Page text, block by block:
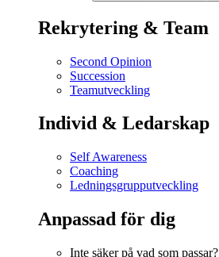
Rekrytering & Team
Second Opinion
Succession
Teamutveckling
Individ & Ledarskap
Self Awareness
Coaching
Ledningsgrupputveckling
Anpassad för dig
Inte säker på vad som passar?